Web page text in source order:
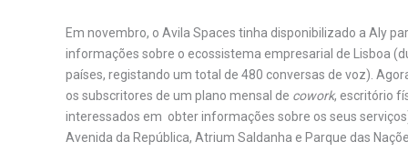
Em novembro, o Avila Spaces tinha disponibilizado a Aly
informações sobre o ecossistema empresarial de Lisboa
países, registando um total de 480 conversas de voz).
os subscritores de um plano mensal de cowork, escritório
interessados em obter informações sobre os seus
Avenida da República, Atrium Saldanha e Parque das